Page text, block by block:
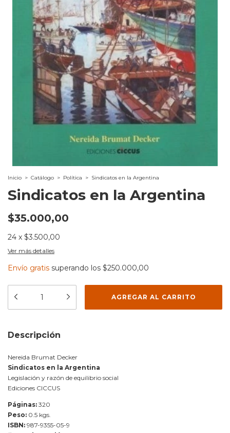
Inicio > Catálogo > Política > Sindicatos en la Argentina
Sindicatos en la Argentina
$35.000,00
24 x $3.500,00
Ver más detalles
Envío gratis superando los $250.000,00
Descripción
Nereida Brumat Decker
Sindicatos en la Argentina
Legislación y razón de equilibrio social
Ediciones CICCUS
Páginas: 320
Peso: 0.5 kgs.
ISBN: 987-9355-05-9